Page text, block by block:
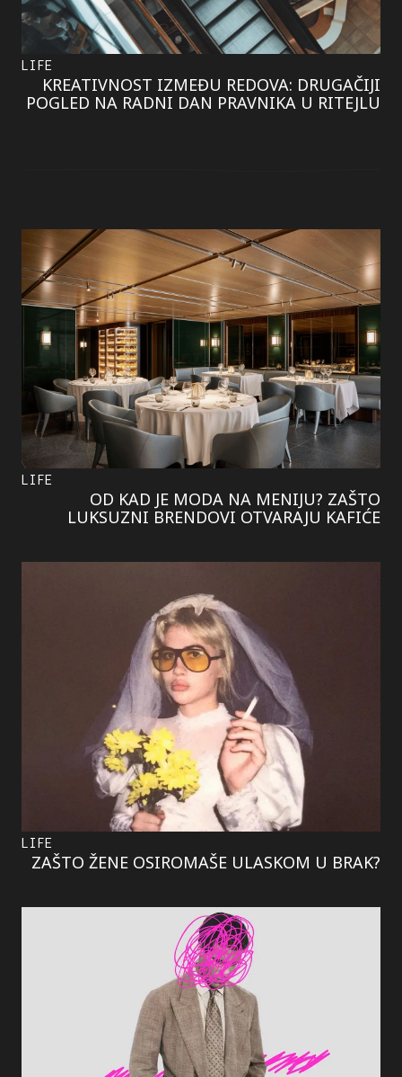
LIFE
KREATIVNOST IZMEĐU REDOVA: DRUGAČIJI
POGLED NA RADNI DAN PRAVNIKA U RITEJLU
LIFE
OD KAD JE MODA NA MENIJU? ZAŠTO
LUKSUZNI BRENDOVI OTVARAJU KAFIĆE
LIFE
ZAŠTO ŽENE OSIROMAŠE ULASKOM U BRAK?